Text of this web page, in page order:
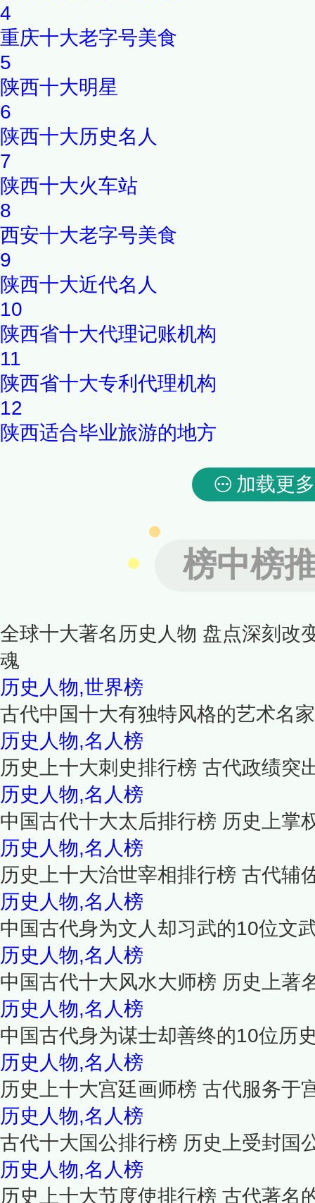
4
重庆十大老字号美食
5
陕西十大明星
6
陕西十大历史名人
7
陕西十大火车站
8
西安十大老字号美食
9
陕西十大近代名人
10
陕西省十大代理记账机构
11
陕西省十大专利代理机构
12
陕西适合毕业旅游的地方
加载更多
榜中榜
全球十大著名历史人物 盘点深刻改
魂
历史人物,世界榜
古代中国十大有独特风格的艺术名
历史人物,名人榜
历史上十大刺史排行榜 古代政绩突
历史人物,名人榜
中国古代十大太后排行榜 历史上掌
历史人物,名人榜
历史上十大治世宰相排行榜 古代辅
历史人物,名人榜
中国古代身为文人却习武的10位文
历史人物,名人榜
中国古代十大风水大师榜 历史上著
历史人物,名人榜
中国古代身为谋士却善终的10位历
历史人物,名人榜
历史上十大宫廷画师榜 古代服务于
历史人物,名人榜
古代十大国公排行榜 历史上受封国
历史人物,名人榜
历史上十大节度使排行榜 古代著名